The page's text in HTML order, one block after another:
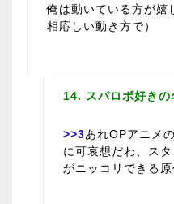
俺は動いている方が嬉
相応しい動き方で）
14. スパロボ好きの
>>3あれOPアニメ
に可哀想だわ、ス
がニッコリできる